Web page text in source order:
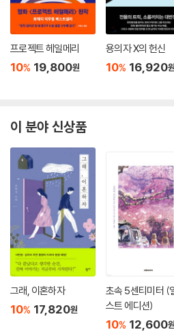
대목도 인상적이다. 반항심으로 가득한
찰하던 도중 아버지가 나폴리 ‘윗동네’에
의 근본을 지우려 한다는 것을 알아차린
경계에서 인위적인 면을 발견하고 아버지
를 뒤섞어놓는다. 그 과정에서 조반나는
섬세함과 투박함이 뒤섞인 혼합의 장이
체적인 인물을 보여준다. 인물의 단편적
사건을 거쳐 성장하는 인물의 치밀한 심
속 인물에서 한발 더 나아가고 있는 것이다.
조반나가 악으로 대변되는 고모를 만나 그
어들이는 모습 또한 매력적인 요소다. 우
온몸으로 흡수하고 악을 받아들이는 독특
있다. 페란테는 그 누구도 따라잡을 수 없
이기기 위해 치열하게 노력하는 레누를 넘
를 창조했다. 페란테는 조반나의 심리를
잔혹하고 강렬한 사춘기 이야기를 들려준다.
프로젝트 헤일메리
10% 19,800원
용의자 X의 헌신
10% 16,920원
이 분야 신상품
그래, 이혼하자
10% 17,820원
초속 5센티미터 (
스트 에디션)
10% 12,600원